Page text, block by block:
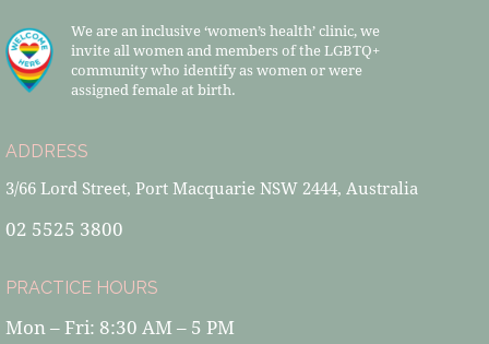
We are an inclusive ‘women’s health’ clinic, we
invite all women and members of the LGBTQ+
community who identify as women or were
assigned female at birth.
ADDRESS
3/66 Lord Street, Port Macquarie NSW 2444, Australia
02 5525 3800
PRACTICE HOURS
Mon – Fri: 8:30 AM – 5 PM